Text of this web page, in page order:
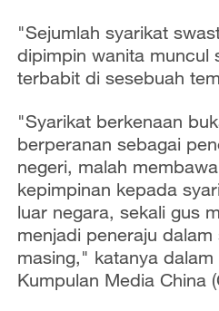
"Sejumlah syarikat
dipimpin wanita muncul
terbabit di sesebuah
"Syarikat berkenaan
berperanan sebagai
negeri, malah
kepimpinan kepada
luar negara, sekali gus
menjadi peneraju
masing," katanya
Kumpulan Media China